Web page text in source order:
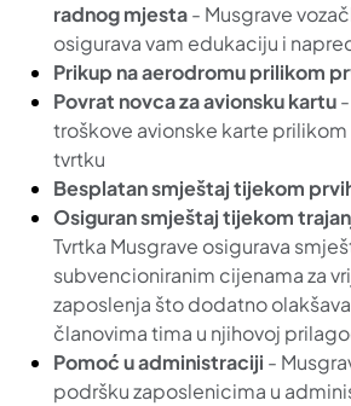
radnog mjesta- Musgrave
osigurava vam edukaciju i
Prikup na aerodromu prilikom
Povrat novca za avionsku kartu
troškove avionske karte
tvrtku
Besplatan smještaj tijekom
Osiguran smještaj tijekom
Tvrtka Musgrave osigurava
subvencioniranim cijenama za
zaposlenja što dodatno
članovima tima u njihovoj
Pomoć u administraciji -
podršku zaposlenicima u